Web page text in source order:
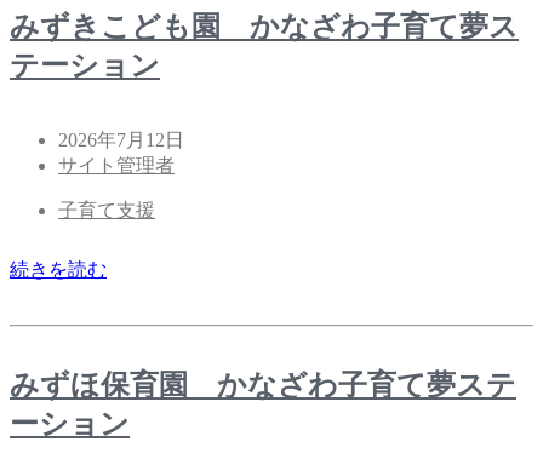
みずきこども園 かなざわ子育て夢ス
テーション
2026年7月12日
サイト管理者
子育て支援
続きを読む
みずほ保育園 かなざわ子育て夢ステ
ーション